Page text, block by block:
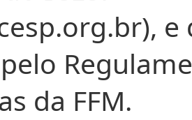
e
da FFM.